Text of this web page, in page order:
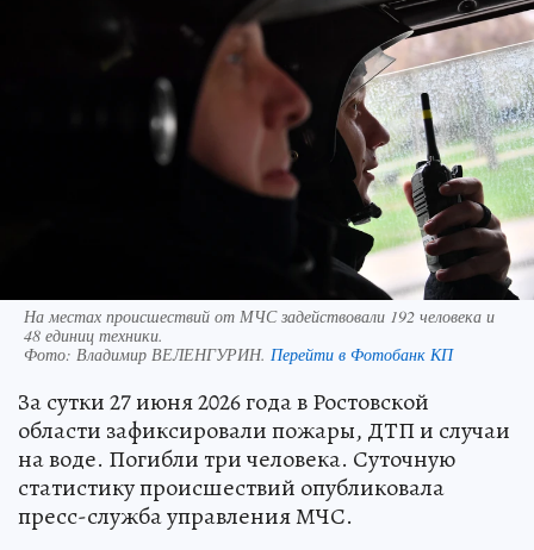
На местах происшествий от МЧС задействовали 192 человека и
48 единиц техники.
Фото: Владимир ВЕЛЕНГУРИН. Перейти в Фотобанк КП
За сутки 27 июня 2026 года в Ростовской
области зафиксировали пожары, ДТП и случаи
на воде. Погибли три человека. Суточную
статистику происшествий опубликовала
пресс-служба управления МЧС.